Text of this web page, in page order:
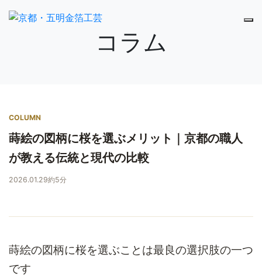
コラム
COLUMN
蒔絵の図柄に桜を選ぶメリット｜京都の職人
が教える伝統と現代の比較
2026.01.29約5分
蒔絵の図柄に桜を選ぶことは最良の選択肢の一つ
です